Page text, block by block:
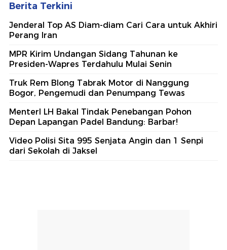
Berita Terkini
Jenderal Top AS Diam-diam Cari Cara untuk Akhiri
Perang Iran
MPR Kirim Undangan Sidang Tahunan ke
Presiden-Wapres Terdahulu Mulai Senin
Truk Rem Blong Tabrak Motor di Nanggung
Bogor, Pengemudi dan Penumpang Tewas
MenterI LH Bakal Tindak Penebangan Pohon
Depan Lapangan Padel Bandung: Barbar!
Video Polisi Sita 995 Senjata Angin dan 1 Senpi
dari Sekolah di Jaksel